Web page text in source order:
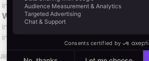
interactuar fácilmente con clientes sin
WhatsApp Business API
– Dirigida a
integración con CRM y capacidad para
interacciones cumpliendo las normativas
utilizar WhatsApp Messenger o